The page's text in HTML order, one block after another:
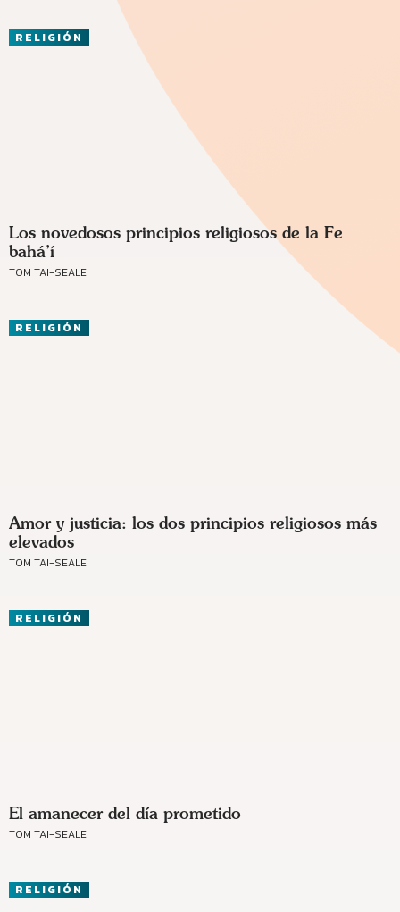
RELIGIÓN
Los novedosos principios religiosos de la Fe
bahá’í
TOM TAI-SEALE
RELIGIÓN
Amor y justicia: los dos principios religiosos más
elevados
TOM TAI-SEALE
RELIGIÓN
El amanecer del día prometido
TOM TAI-SEALE
RELIGIÓN